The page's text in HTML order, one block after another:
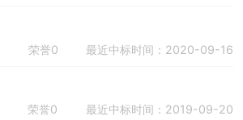
荣誉0 最近中标时间：2020-09-16
荣誉0 最近中标时间：2019-09-20